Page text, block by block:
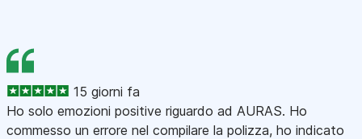
15 giorni fa
Ho solo emozioni positive riguardo ad AURAS. Ho
commesso un errore nel compilare la polizza, ho indicato